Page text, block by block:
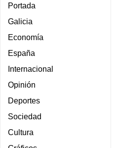
Portada
Galicia
Economía
España
Internacional
Opinión
Deportes
Sociedad
Cultura